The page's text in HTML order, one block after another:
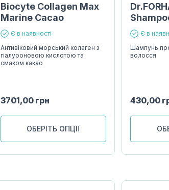
Biocyte Collagen Max
Marine Cacao
Є в наявності
Антивіковий морський колаген з
гіалуроновою кислотою та
смаком какао
3701,00 грн
ОБЕРІТЬ ОПЦІЇ
Є в
Шампунь
волосся
430,00